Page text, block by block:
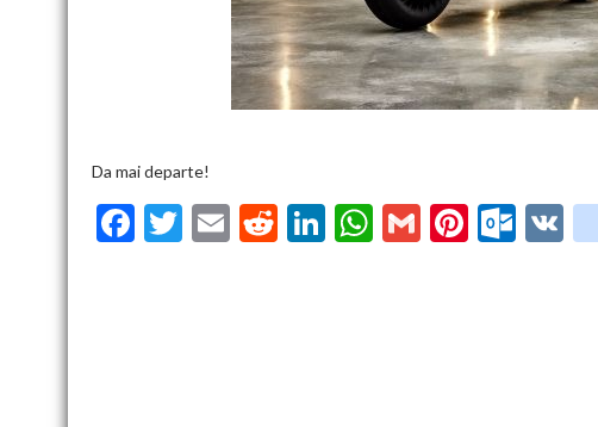
Da mai departe!
F
T
E
R
Li W G
Pi O V